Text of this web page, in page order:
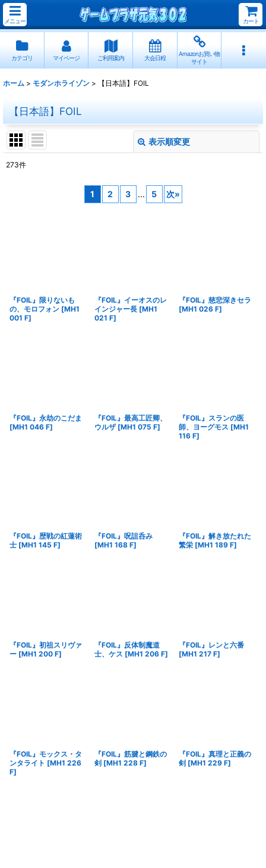
メニュー カート
カテゴリ マイページ ご利用案内 大会日程
Amazonお買い物
サイト
ホーム > モダンホライゾン > 【日本語】FOIL
【日本語】FOIL
表示順変更
273件
1 2 3 ... 5 次»
『FOIL』限りないも
の、モロフォン [MH1
001 F]
『FOIL』イーオスのレ
インジャー長 [MH1
021 F]
『FOIL』慈悲深きセラ
[MH1 026 F]
『FOIL』永劫のこだま
[MH1 046 F]
『FOIL』最高工匠卿、
ウルザ [MH1 075 F]
『FOIL』スランの医
師、ヨーグモス [MH1
116 F]
『FOIL』歴戦の紅蓮術
士 [MH1 145 F]
『FOIL』呪詛呑み
[MH1 168 F]
『FOIL』解き放たれた
繁栄 [MH1 189 F]
『FOIL』初祖スリヴァ
ー [MH1 200 F]
『FOIL』反体制魔道
士、ケス [MH1 206 F]
『FOIL』レンと六番
[MH1 217 F]
『FOIL』モックス・タ
ンタライト [MH1 226
F]
『FOIL』筋腱と鋼鉄の
剣 [MH1 228 F]
『FOIL』真理と正義の
剣 [MH1 229 F]